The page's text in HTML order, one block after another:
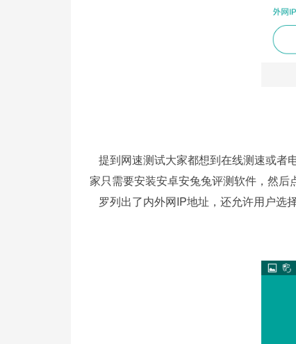
提到网速测试大家都想到在线测速或者
家只需要安装安卓安兔兔评测软件，然后
罗列出了内外网IP地址，还允许用户选